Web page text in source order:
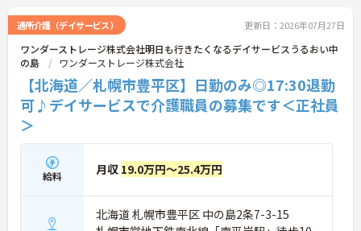
い！
通所介護（デイサービス） 更新日：2026年07月27日
ワンダーストレージ株式会社明日も行きたくなるデイサービスうるおい中
の島
ワンダーストレージ株式会社
【北海道／札幌市豊平区】日勤のみ◎17:30退勤
可♪デイサービスで介護職員の募集です＜正社員
＞
給料 月収 19.0万円～25.4万円
北海道 札幌市豊平区 中の島2条7-3-15